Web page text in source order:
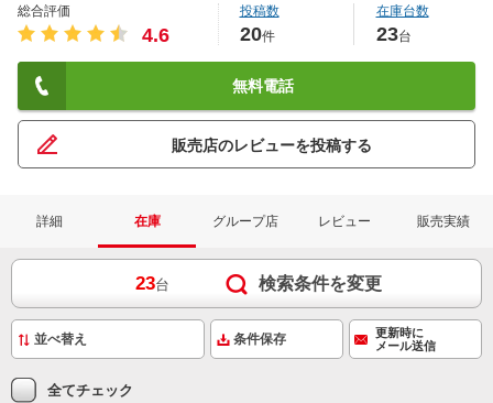
総合評価
4.6
投稿数
20件
在庫台数
23台
無料電話
販売店のレビューを投稿する
詳細 在庫 グループ店 レビュー 販売実績
23台 検索条件を変更
条件保存
更新時に
メール送信
全てチェック